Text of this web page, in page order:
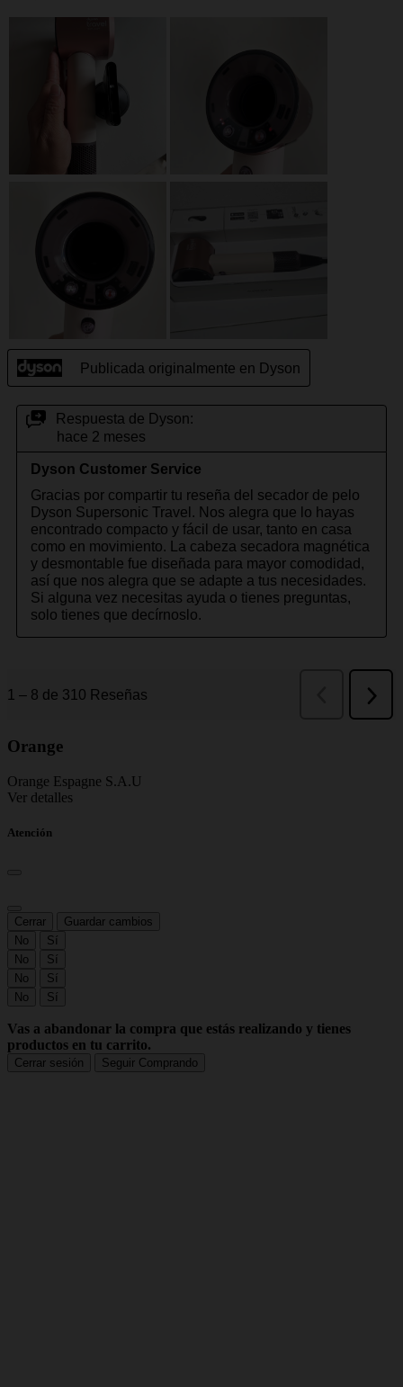
Orange
Orange Espagne S.A.U
Ver detalles
Atención
Cerrar
Guardar cambios
No
Sí
No
Sí
No
Sí
No
Sí
Vas a abandonar la compra que estás realizando y tienes
productos en tu carrito.
Cerrar sesión Seguir Comprando